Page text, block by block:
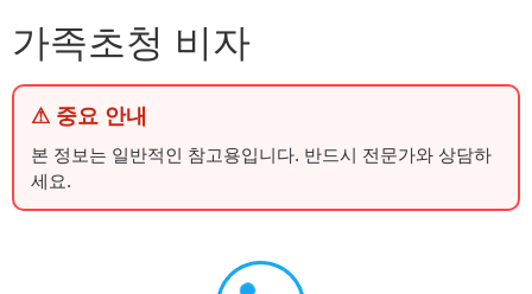
가족초청 비자
⚠ 중요 안내
본 정보는 일반적인 참고용입니다. 반드시 전문가와 상담하
세요.